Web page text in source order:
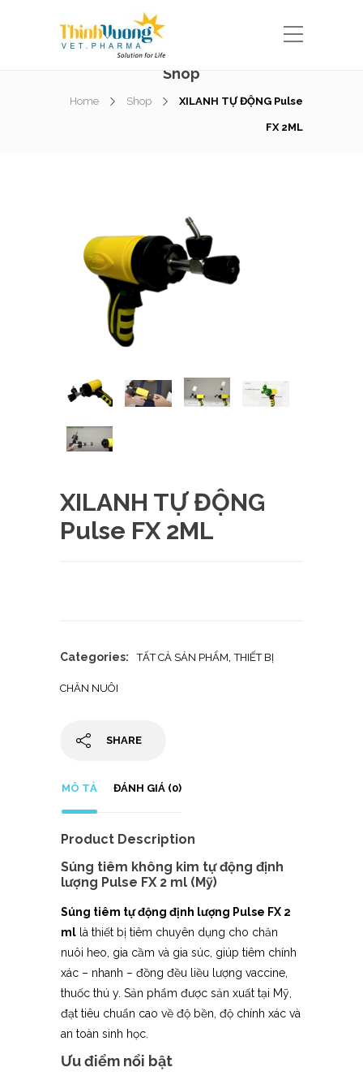
Shop
Home Shop XILANH TỰ ĐỘNG Pulse
FX 2ML
XILANH TỰ ĐỘNG
Pulse FX 2ML
Categories: TẤT CẢ SẢN PHẨM ,THIẾT BỊ
CHĂN NUÔI
SHARE
MÔ TẢ ĐÁNH GIÁ (0)
Product Description
Súng tiêm không kim tự động định
lượng Pulse FX 2 ml (Mỹ)
Súng tiêm tự động định lượng Pulse FX 2
ml là thiết bị tiêm chuyên dụng cho chăn
nuôi heo, gia cầm và gia súc, giúp tiêm chính
xác – nhanh – đồng đều liều lượng vaccine,
thuốc thú y. Sản phẩm được sản xuất tại Mỹ,
đạt tiêu chuẩn cao về độ bền, độ chính xác và
an toàn sinh học.
Ưu điểm nổi bật